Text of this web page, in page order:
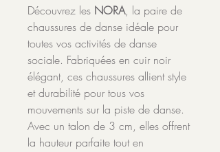
Découvrez les NORA, la paire de
chaussures de danse idéale pour
toutes vos activités de danse
sociale. Fabriquées en cuir noir
élégant, ces chaussures allient style
et durabilité pour tous vos
mouvements sur la piste de danse.
Avec un talon de 3 cm, elles offrent
la hauteur parfaite tout en